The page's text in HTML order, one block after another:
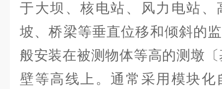
于大坝、核电站、风力电站、
坡、桥梁等垂直位移和倾斜的
般安装在被测物体等高的测墩
壁等高线上。通常采用模块